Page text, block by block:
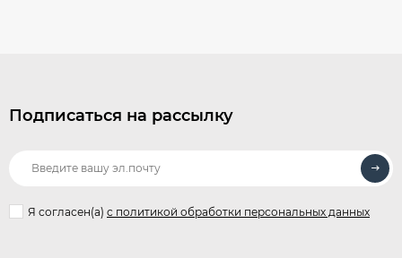
Подписаться на рассылку
Я согласен(a) с политикой обработки персональных данных